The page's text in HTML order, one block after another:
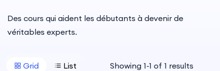
Des cours qui aident les débutants à devenir de
véritables experts.
Grid List Showing 1-1 of 1 results